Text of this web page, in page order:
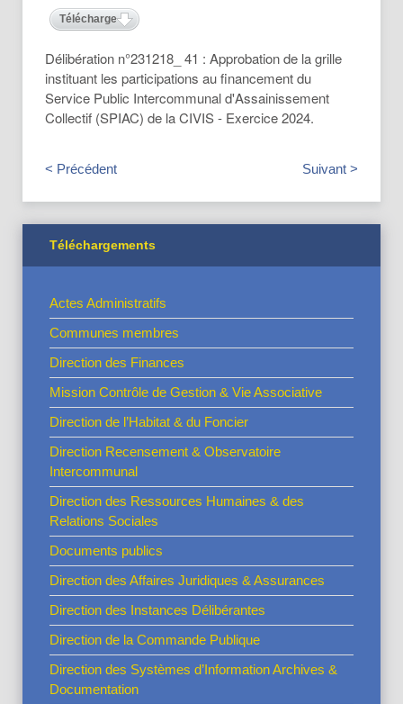
Télécharger
Délibération n°231218_ 41 : Approbation de la grille
instituant les participations au financement du
Service Public Intercommunal d'Assainissement
Collectif (SPIAC) de la CIVIS - Exercice 2024.
< Précédent Suivant >
Téléchargements
Actes Administratifs
Communes membres
Direction des Finances
Mission Contrôle de Gestion & Vie Associative
Direction de l’Habitat & du Foncier
Direction Recensement & Observatoire
Intercommunal
Direction des Ressources Humaines & des
Relations Sociales
Documents publics
Direction des Affaires Juridiques & Assurances
Direction des Instances Délibérantes
Direction de la Commande Publique
Direction des Systèmes d’Information Archives &
Documentation